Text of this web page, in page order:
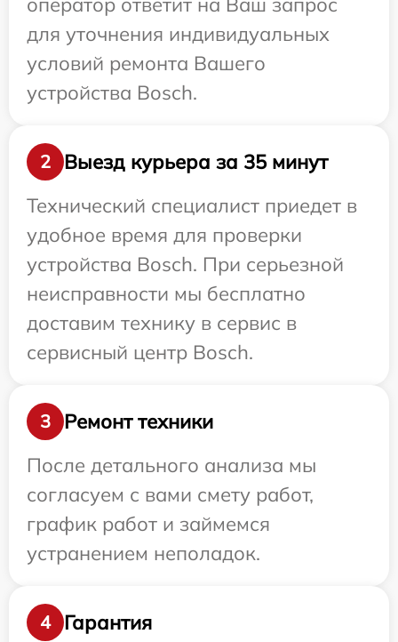
для уточнения индивидуальных
условий ремонта Вашего
устройства Bosch.
2
Выезд курьера за 35 минут
Технический специалист приедет в
удобное время для проверки
устройства Bosch. При серьезной
неисправности мы бесплатно
доставим технику в сервис в
сервисный центр Bosch.
3
Ремонт техники
После детального анализа мы
согласуем с вами смету работ,
график работ и займемся
устранением неполадок.
4 Гарантия